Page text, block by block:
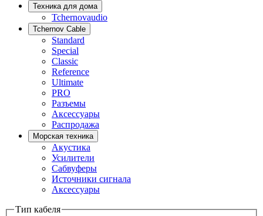
Техника для дома
Tchernovaudio
Tchernov Cable
Standard
Special
Classic
Reference
Ultimate
PRO
Разъемы
Аксессуары
Распродажа
Морская техника
Акустика
Усилители
Сабвуферы
Источники сигнала
Аксессуары
Тип кабеля